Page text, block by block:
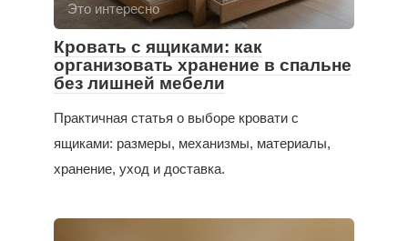
Это интересно
Кровать с ящиками: как
организовать хранение в спальне
без лишней мебели
Практичная статья о выборе кровати с
ящиками: размеры, механизмы, материалы,
хранение, уход и доставка.